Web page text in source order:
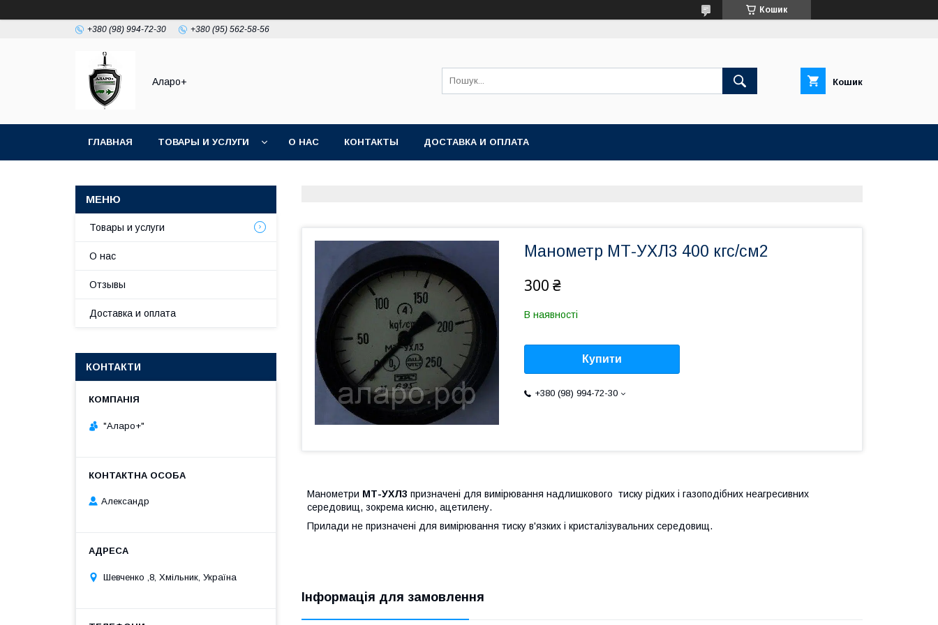
Кошик
+380 (98) 994-72-30 +380 (95) 562-58-56
Аларо+ Кошик
ГЛАВНАЯ ТОВАРЫ И УСЛУГИ О НАС КОНТАКТЫ ДОСТАВКА И ОПЛАТА
Манометр МТ-УХЛ3 400 кгс/см2
300 ₴
В наявності
Купити
+380 (98) 994-72-30
Манометри МТ-УХЛ3 призначені для вимірювання надлишкового тиску рідких і газоподібних неагресивних
середовищ, зокрема кисню, ацетилену.
Прилади не призначені для вимірювання тиску в'язких і кристалізувальних середовищ.
Інформація для замовлення
Товары и услуги
О нас
Отзывы
Доставка и оплата
КОНТАКТИ
"Аларо+"
Александр
Шевченко ,8, Хмільник, Україна